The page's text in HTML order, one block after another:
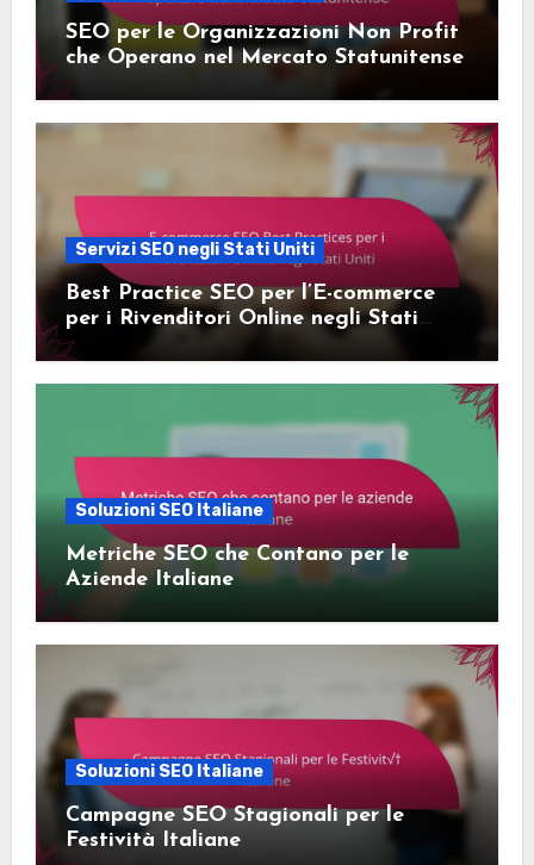
SEO per le Organizzazioni Non Profit
che Operano nel Mercato Statunitense
Servizi SEO negli Stati Uniti
Best Practice SEO per l’E-commerce
per i Rivenditori Online negli Stati
Uniti
Soluzioni SEO Italiane
Metriche SEO che Contano per le
Aziende Italiane
Soluzioni SEO Italiane
Campagne SEO Stagionali per le
Festività Italiane